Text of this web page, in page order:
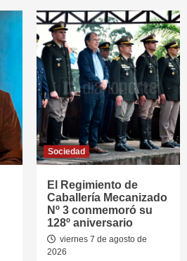
Sociedad
El Regimiento de
Caballería Mecanizado
Nº 3 conmemoró su
128º aniversario
viernes 7 de agosto de
2026